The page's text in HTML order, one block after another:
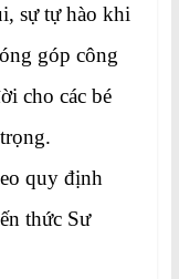
sự tự hào khi
góp công
cho các bé
quy định
thức Sư